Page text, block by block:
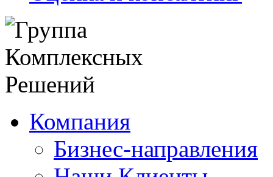
Компания
Бизнес-направления